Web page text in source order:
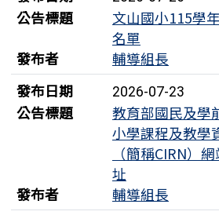
臺南市北門區文山國民小學
代理教師甄選簡章(一次公告分
轉知「114-115年度COVID-
種對象擴大為「滿6個月以上尚
長至115年9月28日止。
文山國小115學年度各班級
教育部國民及學前教育署「
源整合平臺」（簡稱CIRN）網
公告標題
文山國小115學
名單
發布者
輔導組長
發布日期
2026-07-23
公告標題
教育部國民及學
小學課程及教學
（簡稱CIRN）
址
發布者
輔導組長